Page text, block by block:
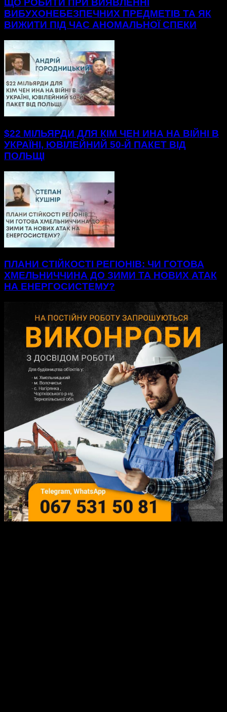
ЩО РОБИТИ ПРИ ВИЯВЛЕННІ
ВИБУХОНЕБЕЗПЕЧНИХ ПРЕДМЕТІВ ТА ЯК
ВИЖИТИ ПІД ЧАС АНОМАЛЬНОЇ СПЕКИ
$22 МІЛЬЯРДИ ДЛЯ КІМ ЧЕН ИНА НА ВІЙНІ В
УКРАЇНІ, ЮВІЛЕЙНИЙ 50-Й ПАКЕТ ВІД
ПОЛЬЩІ
ПЛАНИ СТІЙКОСТІ РЕГІОНІВ: ЧИ ГОТОВА
ХМЕЛЬНИЧЧИНА ДО ЗИМИ ТА НОВИХ АТАК
НА ЕНЕРГОСИСТЕМУ?